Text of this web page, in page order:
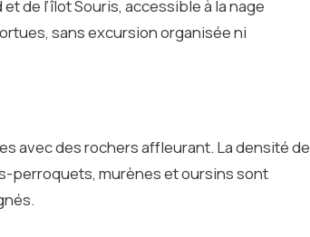
de l’îlot Souris, accessible à la nage
sans excursion organisée ni
avec des rochers affleurant. La densité de
perroquets, murènes et oursins sont